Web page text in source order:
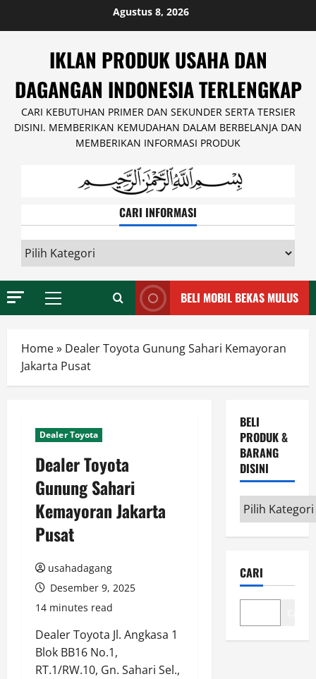
Agustus 8, 2026
IKLAN PRODUK USAHA DAN
DAGANGAN INDONESIA TERLENGKAP
CARI KEBUTUHAN PRIMER DAN SEKUNDER SERTA TERSIER
DISINI. MEMBERIKAN KEMUDAHAN DALAM BERBELANJA DAN
MEMBERIKAN INFORMASI PRODUK
CARI INFORMASI
INFORMASI
Primary
BELI MOBIL BEKAS MULUS
Home» Dealer Toyota Gunung Sahari Kemayoran
Jakarta Pusat
Dealer Toyota
Dealer Toyota
Gunung Sahari
Kemayoran Jakarta
Pusat
usahadagang
Desember 9, 2025
14 minutes read
Dealer Toyota Jl. Angkasa 1
Blok BB16 No.1,
RT.1/RW.10, Gn. Sahari Sel.,
BELI
PRODUK &
BARANG
DISINI
Beli
Produk
&
disini
CARI